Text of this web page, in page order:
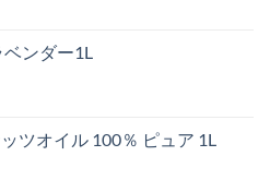
ンダー1L
ツオイル 100％ ピュア 1L